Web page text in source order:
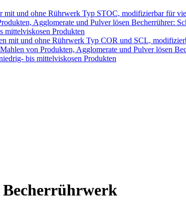
mit und ohne Rührwerk Typ STOC, modifizierbar für
Agglomerate und Pulver lösen Becherrührer:
mittelviskosen Produkten
mit und ohne Rührwerk Typ COR und SCL,
von Produkten, Agglomerate und Pulver lösen
bis mittelviskosen Produkten